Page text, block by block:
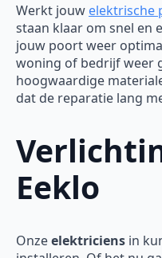
Werkt jouw elektrische
staan klaar om snel en
jouw poort weer
woning of bedrijf weer
hoogwaardige
dat de reparatie lang
Eeklo
Onzeelektriciens in